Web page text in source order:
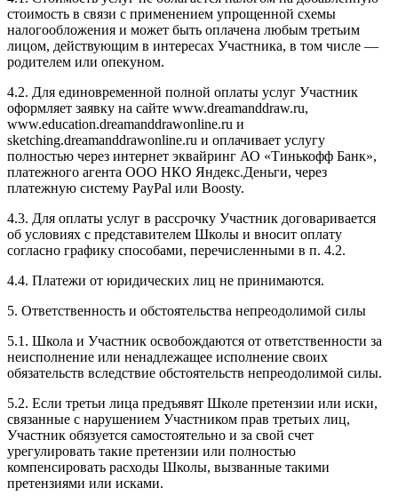
стоимость в связи с применением упрощенной схемы
налогообложения и может быть оплачена любым третьим
лицом, действующим в интересах Участника, в том числе —
родителем или опекуном.
4.2. Для единовременной полной оплаты услуг Участник
оформляет заявку на сайте www.dreamanddraw.ru,
www.education.dreamanddrawonline.ru и
sketching.dreamanddrawonline.ru и оплачивает услугу
полностью через интернет эквайринг АО «Тинькофф Банк»,
платежного агента ООО НКО Яндекс.Деньги, через
платежную систему PayPal или Boosty.
4.3. Для оплаты услуг в рассрочку Участник договаривается
об условиях с представителем Школы и вносит оплату
согласно графику способами, перечисленными в п. 4.2.
4.4. Платежи от юридических лиц не принимаются.
5. Ответственность и обстоятельства непреодолимой силы
5.1. Школа и Участник освобождаются от ответственности за
неисполнение или ненадлежащее исполнение своих
обязательств вследствие обстоятельств непреодолимой силы.
5.2. Если третьи лица предъявят Школе претензии или иски,
связанные с нарушением Участником прав третьих лиц,
Участник обязуется самостоятельно и за свой счет
урегулировать такие претензии или полностью
компенсировать расходы Школы, вызванные такими
претензиями или исками.